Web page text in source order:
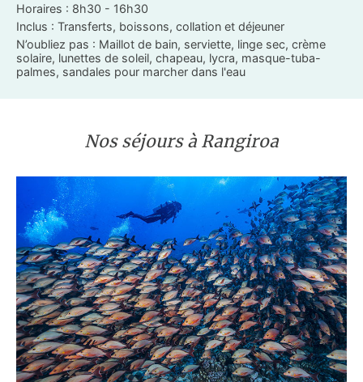
Horaires : 8h30 - 16h30
Inclus : Transferts, boissons, collation et déjeuner
N’oubliez pas : Maillot de bain, serviette, linge sec, crème
solaire, lunettes de soleil, chapeau, lycra, masque-tuba-
palmes, sandales pour marcher dans l'eau
Nos séjours à Rangiroa